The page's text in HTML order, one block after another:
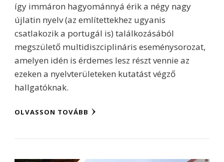
így immáron hagyománnyá érik a négy nagy
újlatin nyelv (az említettekhez ugyanis
csatlakozik a portugál is) találkozásából
megszülető multidiszciplináris eseménysorozat,
amelyen idén is érdemes lesz részt vennie az
ezeken a nyelvterületeken kutatást végző
hallgatóknak.
OLVASSON TOVÁBB